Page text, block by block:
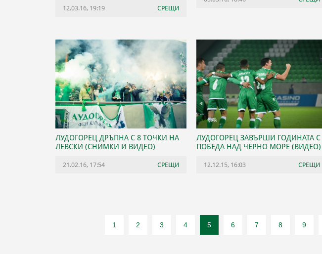
12.03.16, 19:19 СРЕЩИ
ЛУДОГОРЕЦ ДРЪПНА С 8 ТОЧКИ НА
ЛЕВСКИ (СНИМКИ И ВИДЕО)
21.02.16, 17:54 СРЕЩИ
ЛУДОГОРЕЦ ЗАВЪРШИ ГОДИНАТА С
ПОБЕДА НАД ЧЕРНО МОРЕ (ВИДЕО)
12.12.15, 16:03 СРЕЩИ
1 2 3 4 5 6 7 8 9